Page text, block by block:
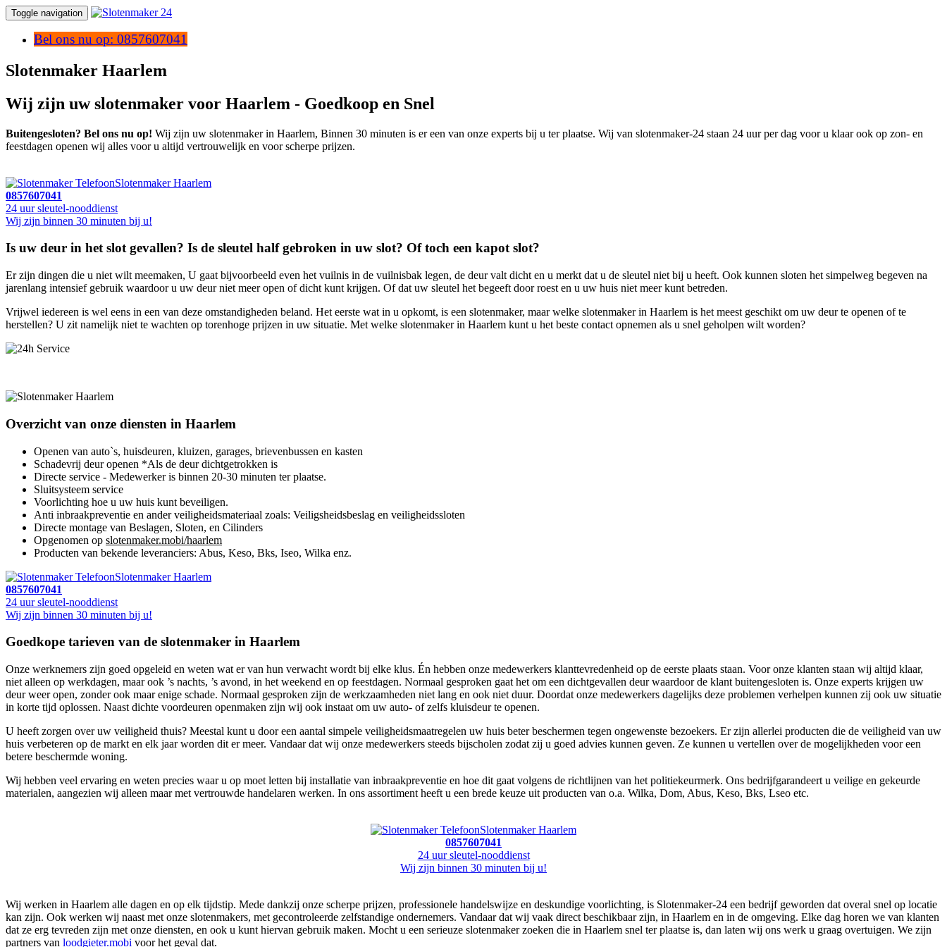
Toggle navigation
Bel ons nu op: 0857607041
Slotenmaker Haarlem
Wij zijn uw slotenmaker voor Haarlem - Goedkoop en Snel
Buitengesloten? Bel ons nu op! Wij zijn uw slotenmaker in Haarlem, Binnen 30 minuten is er een van onze experts bij u ter plaatse. Wij van slotenmaker-24 staan 24 uur per dag voor u klaar ook op zon- en
feestdagen openen wij alles voor u altijd vertrouwelijk en voor scherpe prijzen.
Slotenmaker Haarlem
0857607041
24 uur sleutel-nooddienst
Wij zijn binnen 30 minuten bij u!
Is uw deur in het slot gevallen? Is de sleutel half gebroken in uw slot? Of toch een kapot slot?
Er zijn dingen die u niet wilt meemaken, U gaat bijvoorbeeld even het vuilnis in de vuilnisbak legen, de deur valt dicht en u merkt dat u de sleutel niet bij u heeft. Ook kunnen sloten het simpelweg begeven na
jarenlang intensief gebruik waardoor u uw deur niet meer open of dicht kunt krijgen. Of dat uw sleutel het begeeft door roest en u uw huis niet meer kunt betreden.
Vrijwel iedereen is wel eens in een van deze omstandigheden beland. Het eerste wat in u opkomt, is een slotenmaker, maar welke slotenmaker in Haarlem is het meest geschikt om uw deur te openen of te
herstellen? U zit namelijk niet te wachten op torenhoge prijzen in uw situatie. Met welke slotenmaker in Haarlem kunt u het beste contact opnemen als u snel geholpen wilt worden?
Overzicht van onze diensten in Haarlem
Openen van auto`s, huisdeuren, kluizen, garages, brievenbussen en kasten
Schadevrij deur openen *Als de deur dichtgetrokken is
Directe service - Medewerker is binnen 20-30 minuten ter plaatse.
Sluitsysteem service
Voorlichting hoe u uw huis kunt beveiligen.
Anti inbraakpreventie en ander veiligheidsmateriaal zoals: Veiligsheidsbeslag en veiligheidssloten
Directe montage van Beslagen, Sloten, en Cilinders
Opgenomen op slotenmaker.mobi/haarlem
Producten van bekende leveranciers: Abus, Keso, Bks, Iseo, Wilka enz.
Slotenmaker Haarlem
0857607041
24 uur sleutel-nooddienst
Wij zijn binnen 30 minuten bij u!
Goedkope tarieven van de slotenmaker in Haarlem
Onze werknemers zijn goed opgeleid en weten wat er van hun verwacht wordt bij elke klus. Én hebben onze medewerkers klanttevredenheid op de eerste plaats staan. Voor onze klanten staan wij altijd klaar,
niet alleen op werkdagen, maar ook ’s nachts, ’s avond, in het weekend en op feestdagen. Normaal gesproken gaat het om een dichtgevallen deur waardoor de klant buitengesloten is. Onze experts krijgen uw
deur weer open, zonder ook maar enige schade. Normaal gesproken zijn de werkzaamheden niet lang en ook niet duur. Doordat onze medewerkers dagelijks deze problemen verhelpen kunnen zij ook uw situatie
in korte tijd oplossen. Naast dichte voordeuren openmaken zijn wij ook instaat om uw auto- of zelfs kluisdeur te openen.
U heeft zorgen over uw veiligheid thuis? Meestal kunt u door een aantal simpele veiligheidsmaatregelen uw huis beter beschermen tegen ongewenste bezoekers. Er zijn allerlei producten die de veiligheid van uw
huis verbeteren op de markt en elk jaar worden dit er meer. Vandaar dat wij onze medewerkers steeds bijscholen zodat zij u goed advies kunnen geven. Ze kunnen u vertellen over de mogelijkheden voor een
betere beschermde woning.
Wij hebben veel ervaring en weten precies waar u op moet letten bij installatie van inbraakpreventie en hoe dit gaat volgens de richtlijnen van het politiekeurmerk. Ons bedrijfgarandeert u veilige en gekeurde
materialen, aangezien wij alleen maar met vertrouwde handelaren werken. In ons assortiment heeft u een brede keuze uit producten van o.a. Wilka, Dom, Abus, Keso, Bks, Lseo etc.
Slotenmaker Haarlem
0857607041
24 uur sleutel-nooddienst
Wij zijn binnen 30 minuten bij u!
Wij werken in Haarlem alle dagen en op elk tijdstip. Mede dankzij onze scherpe prijzen, professionele handelswijze en deskundige voorlichting, is Slotenmaker-24 een bedrijf geworden dat overal snel op locatie
kan zijn. Ook werken wij naast met onze slotenmakers, met gecontroleerde zelfstandige ondernemers. Vandaar dat wij vaak direct beschikbaar zijn, in Haarlem en in de omgeving. Elke dag horen we van klanten
dat ze erg tevreden zijn met onze diensten, en ook u kunt hiervan gebruik maken. Mocht u een serieuze slotenmaker zoeken die in Haarlem snel ter plaatse is, dan laten wij ons werk u graag overtuigen. We zijn
partners van loodgieter.mobi voor het geval dat.